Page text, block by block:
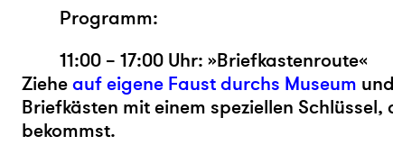
Programm:
11:00 – 17:00 Uhr: »Briefkastenroute«
Zieheauf eigene Faustdurchs Museum
Briefkästen mit einem speziellen Schlüssel,
bekommst.